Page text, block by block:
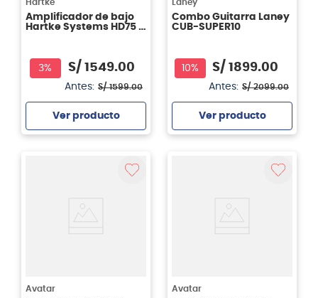
Hartke
Amplificador de bajo
Hartke Systems HD75 -
3% S/ 1549.00
Antes: S/ 1599.00
Ver producto
Laney
Combo Guitarra Laney
CUB-SUPER10
10% S/ 1899.00
Antes: S/ 2099.00
Ver producto
Avatar Avatar